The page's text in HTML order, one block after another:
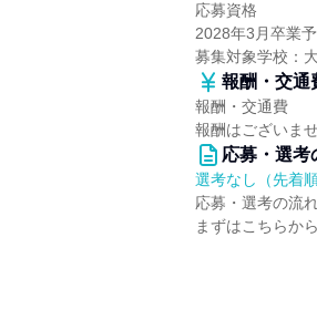
応募資格
2028年3月卒業
募集対象学校：
報酬・交通
報酬・交通費
報酬はございま
応募・選考
選考なし（先着
応募・選考の流
まずはこちらか